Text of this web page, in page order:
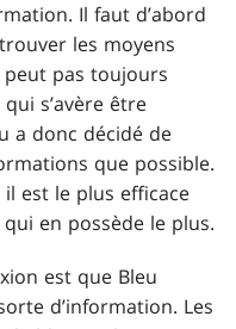
Il faut d’abord
les moyens
pas toujours
s’avère être
a donc décidé de
que possible.
est le plus efficace
en possède le plus.
est que Bleu
d’information. Les